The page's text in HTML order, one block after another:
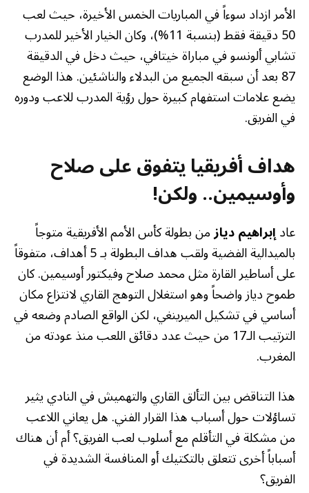
الأمر ازداد سوءاً في المباريات الخمس الأخيرة، حيث لعب
50 دقيقة فقط (بنسبة 11%)، وكان الخيار الأخير للمدرب
تشابي ألونسو في مباراة خيتافي، حيث دخل في الدقيقة
87 بعد أن سبقه الجميع من البدلاء والناشئين. هذا الوضع
يضع علامات استفهام كبيرة حول رؤية المدرب للاعب ودوره
في الفريق.
هداف أفريقيا يتفوق على صلاح
وأوسيمين.. ولكن!
عادإبراهيم ديازمن بطولة كأس الأمم الأفريقية متوجاً
بالميدالية الفضية ولقب هداف البطولة بـ 5 أهداف، متفوقاً
على أساطير القارة مثل محمد صلاح وفيكتور أوسيمين. كان
طموح دياز واضحاً وهو استغلال التوهج القاري لانتزاع مكان
أساسي في تشكيل الميرينغي، لكن الواقع الصادم وضعه في
الترتيب الـ17 من حيث عدد دقائق اللعب منذ عودته من
المغرب.
هذا التناقض بين التألق القاري والتهميش في النادي يثير
تساؤلات حول أسباب هذا القرار الفني. هل يعاني اللاعب
من مشكلة في التأقلم مع أسلوب لعب الفريق؟ أم أن هناك
أسباباً أخرى تتعلق بالتكتيك أو المنافسة الشديدة في
الفريق؟